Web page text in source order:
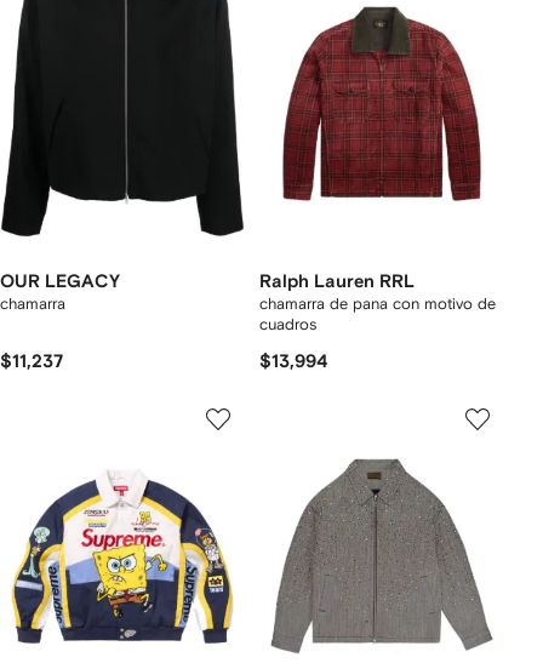
OUR LEGACY
chamarra
$11,237
Ralph Lauren RRL
chamarra de pana con motivo de
cuadros
$13,994